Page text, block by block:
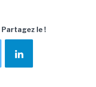
Partagez le !